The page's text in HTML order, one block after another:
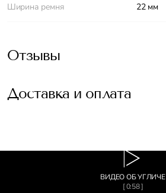
Ширина ремня 22 мм
Отзывы
Доставка и оплата
ВИДЕО ОБ УГЛИЧЕ
[ 0:58 ]